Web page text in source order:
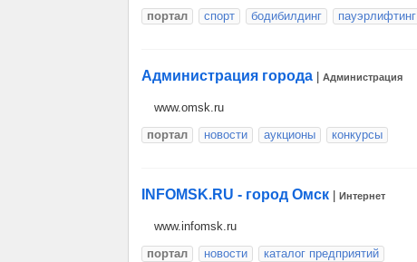
портал
спорт бодибилдинг пауэрлифтинг
Администрация города Администрация
www.omsk.ru
портал
новости аукционы конкурсы
INFOMSK.RU - город Омск Интернет
www.infomsk.ru
портал
новости каталог предприятий